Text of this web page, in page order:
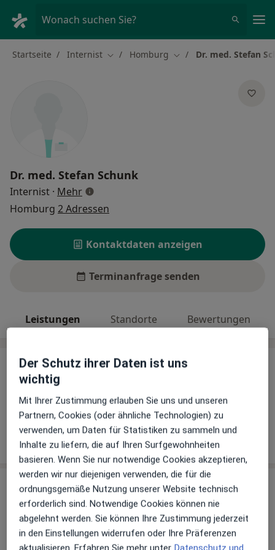
Wonach suchen Sie?
Startseite Internist Stadt ändern
Homburg Stadt ändern
Dr. med. Stefan
Dr. med. Stefan Schunk
Internist · Mehrüber Spezialisierungen
Homburg 2 Adressen
Kontaktdaten anzeigen
Terminanfrage senden
Leistungen Standorte Bewertungen
Leistungen
Auf diesem Profil wurden noch keine Informationen
über Leistungen hinzugefügt.
Sind Sie Dr. med. Stefan Schunk? Arzt-Info
Hinterlegen Sie kostenlos ein Portraitbild, Ihre
Der Schutz ihrer Daten ist uns
wichtig
Mit Ihrer Zustimmung erlauben Sie uns und unseren
Partnern, Cookies (oder ähnliche Technologien) zu
verwenden, um Daten für Statistiken zu sammeln und
Inhalte zu liefern, die auf Ihren Surfgewohnheiten
basieren. Wenn Sie nur notwendige Cookies akzeptieren,
werden wir nur diejenigen verwenden, die für die
ordnungsgemäße Nutzung unserer Website technisch
erforderlich sind. Notwendige Cookies können nie
abgelehnt werden. Sie können Ihre Zustimmung jederzeit
in den Einstellungen widerrufen oder Ihre Präferenzen